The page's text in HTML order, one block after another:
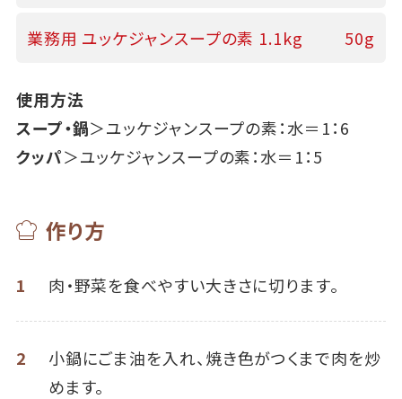
業務用 ユッケジャンスープの素 1.1kg 50g
使用方法
スープ・鍋＞ユッケジャンスープの素：水＝1：6
クッパ＞ユッケジャンスープの素：水＝1：5
作り方
1 肉・野菜を食べやすい大きさに切ります。
2
小鍋にごま油を入れ、焼き色がつくまで肉を炒
めます。